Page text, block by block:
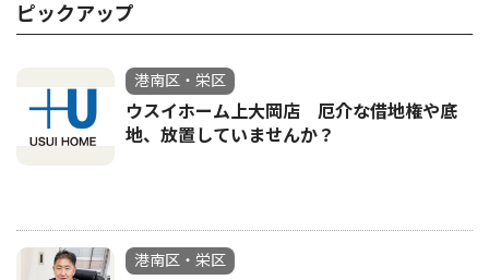
ピックアップ
港南区・栄区
ウスイホーム上大岡店 厄介な借地権や底
地、放置していませんか？
港南区・栄区